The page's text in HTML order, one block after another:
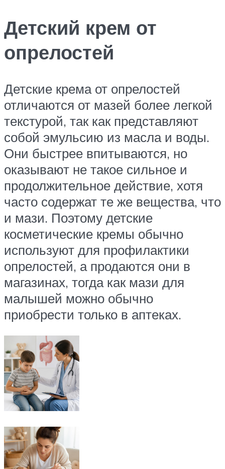
Детский крем от
опрелостей
Детские крема от опрелостей
отличаются от мазей более легкой
текстурой, так как представляют
собой эмульсию из масла и воды.
Они быстрее впитываются, но
оказывают не такое сильное и
продолжительное действие, хотя
часто содержат те же вещества, что
и мази. Поэтому детские
косметические кремы обычно
используют для профилактики
опрелостей, а продаются они в
магазинах, тогда как мази для
малышей можно обычно
приобрести только в аптеках.